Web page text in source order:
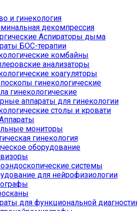
и гинекология
декомпрессия
Аспираторы дыма
БОС-терапии
комбайны
анализаторы
коагуляторы
гинекологические
гинекологические
аппараты для гинекологии
столы и кровати
мониторы
гинекология
оборудование
системы
для нейрофизиологии
для функциональной